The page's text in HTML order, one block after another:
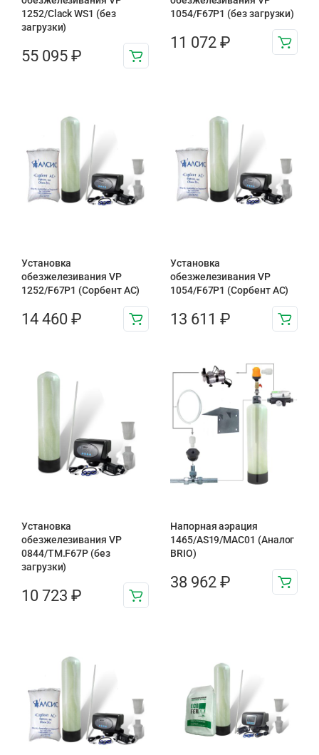
1252/Clack WS1 (без
загрузки)
55 095 ₽
1054/F67P1 (без загрузки)
11 072 ₽
Установка
обезжелезивания VP
1252/F67P1 (Сорбент АС)
14 460 ₽
Установка
обезжелезивания VP
1054/F67P1 (Сорбент АС)
13 611 ₽
Установка
обезжелезивания VP
0844/TM.F67P (без
загрузки)
10 723 ₽
Напорная аэрация
1465/AS19/MAC01 (Аналог
BRIO)
38 962 ₽